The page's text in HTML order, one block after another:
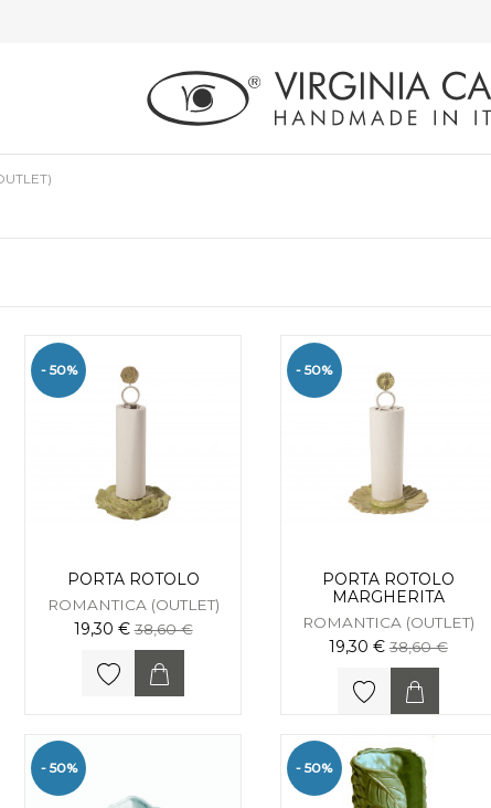
- 50%
PORTA ROTOLO
ROMANTICA (OUTLET)
19,30 €38,60 €
- 50%
PORTA ROTOLO
MARGHERITA
ROMANTICA (OUTLET)
19,30 € 38,60 €
- 50% - 50%